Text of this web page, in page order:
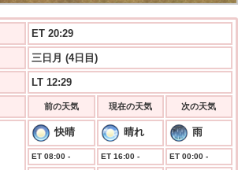
ET 20:29
三日月 (4日目)
LT 12:29
前の天気 現在の天気 次の天気
快晴 晴れ 雨
ET 08:00 - ET 16:00 - ET 00:00 -